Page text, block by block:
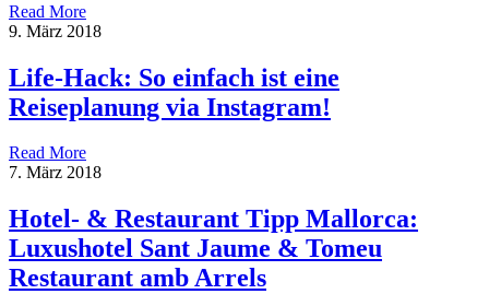
Read More
9. März 2018
Life-Hack: So einfach ist eine
Reiseplanung via Instagram!
Read More
7. März 2018
Hotel- & Restaurant Tipp Mallorca:
Luxushotel Sant Jaume & Tomeu
Restaurant amb Arrels